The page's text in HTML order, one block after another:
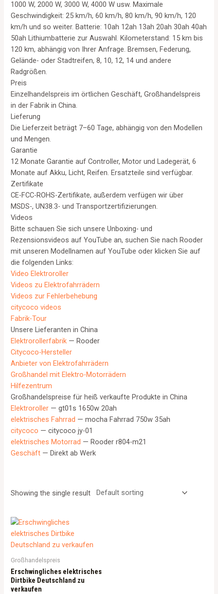
1000 W, 2000 W, 3000 W, 4000 W usw. Maximale
Geschwindigkeit: 25 km/h, 60 km/h, 80 km/h, 90 km/h, 120
km/h und so weiter. Batterie: 10ah 12ah 13ah 20ah 30ah 40ah
50ah Lithiumbatterie zur Auswahl. Kilometerstand: 15 km bis
120 km, abhängig von Ihrer Anfrage. Bremsen, Federung,
Gelände- oder Stadtreifen, 8, 10, 12, 14 und andere
Radgrößen.
Preis
Einzelhandelspreis im örtlichen Geschäft, Großhandelspreis
in der Fabrik in China.
Lieferung
Die Lieferzeit beträgt 7–60 Tage, abhängig von den Modellen
und Mengen.
Garantie
12 Monate Garantie auf Controller, Motor und Ladegerät, 6
Monate auf Akku, Licht, Reifen. Ersatzteile sind verfügbar.
Zertifikate
CE-FCC-ROHS-Zertifikate, außerdem verfügen wir über
MSDS-, UN38.3- und Transportzertifizierungen.
Videos
Bitte schauen Sie sich unsere Unboxing- und
Rezensionsvideos auf YouTube an, suchen Sie nach Rooder
mit unseren Modellnamen auf YouTube oder klicken Sie auf
die folgenden Links:
Video Elektroroller
Videos zu Elektrofahrrädern
Videos zur Fehlerbehebung
citycoco videos
Fabrik-Tour
Unsere Lieferanten in China
Elektrorollerfabrik — Rooder
Citycoco-Hersteller
Anbieter von Elektrofahrrädern
Großhandel mit Elektro-Motorrädern
Hilfezentrum
Großhandelspreise für heiß verkaufte Produkte in China
Elektroroller — gt01s 1650w 20ah
elektrisches Fahrrad — mocha Fahrrad 750w 35ah
citycoco — citycoco jy-01
elektrisches Motorrad — Rooder r804-m21
Geschäft — Direkt ab Werk
Showing the single result
Großhandelspreis
Erschwingliches elektrisches
Dirtbike Deutschland zu
verkaufen